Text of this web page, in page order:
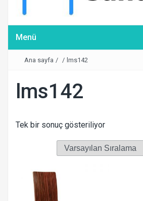
Menü
Ana sayfa / / lms142
lms142
Tek bir sonuç gösteriliyor